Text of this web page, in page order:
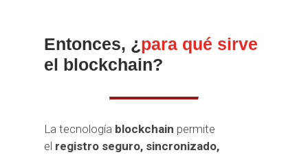
Entonces, ¿ para qué sirve
el blockchain?
La tecnología blockchain permite
el registro seguro, sincronizado,